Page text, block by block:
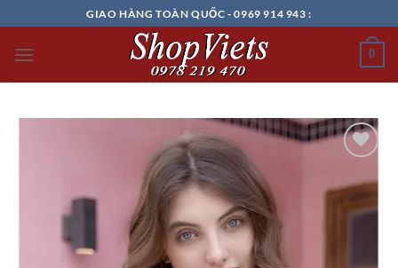
đến
nội
GIAO HÀNG TOÀN QUỐC - 0969 914 943 :
0
Add to
wishlist